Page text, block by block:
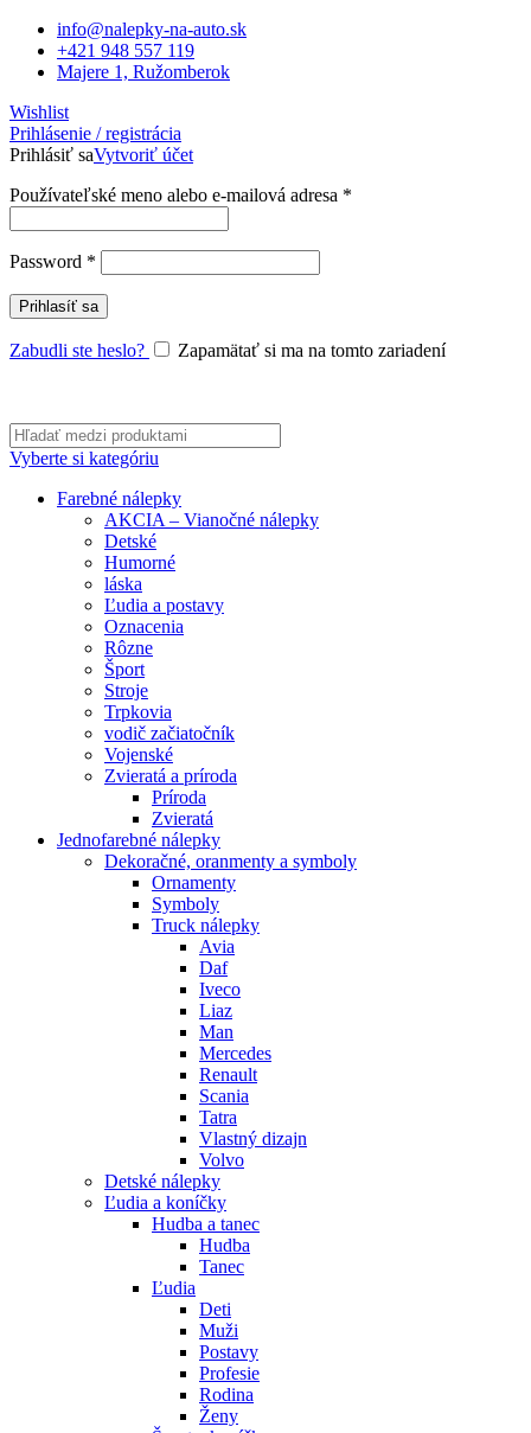
info@nalepky-na-auto.sk
+421 948 557 119
Majere 1, Ružomberok
Wishlist
Prihlásenie / registrácia
Prihlásiť saVytvoriť účet
Používateľské meno alebo e-mailová adresa *
Password *
Prihlasíť sa
Zabudli ste heslo? Zapamätať si ma na tomto zariadení
Vyberte si kategóriu
Farebné nálepky
AKCIA – Vianočné nálepky
Detské
Humorné
láska
Ľudia a postavy
Oznacenia
Rôzne
Šport
Stroje
Trpkovia
vodič začiatočník
Vojenské
Zvieratá a príroda
Príroda
Zvieratá
Jednofarebné nálepky
Dekoračné, oranmenty a symboly
Ornamenty
Symboly
Truck nálepky
Avia
Daf
Iveco
Liaz
Man
Mercedes
Renault
Scania
Tatra
Vlastný dizajn
Volvo
Detské nálepky
Ľudia a koníčky
Hudba a tanec
Hudba
Tanec
Ľudia
Deti
Muži
Postavy
Profesie
Rodina
Ženy